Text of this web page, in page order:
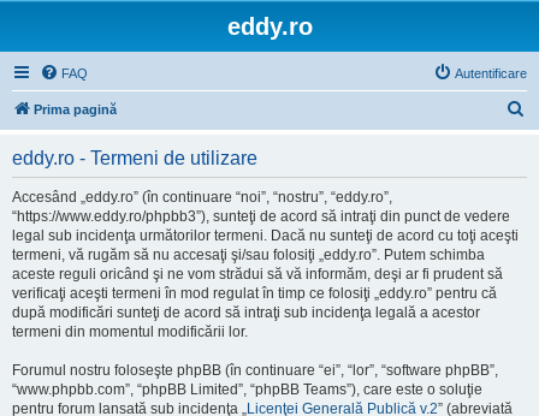
eddy.ro
FAQ Autentificare
Prima pagină
eddy.ro - Termeni de utilizare
Accesând „eddy.ro” (în continuare “noi”, “nostru”, “eddy.ro”,
“https://www.eddy.ro/phpbb3”), sunteţi de acord să intraţi din punct de vedere
legal sub incidenţa următorilor termeni. Dacă nu sunteţi de acord cu toţi aceşti
termeni, vă rugăm să nu accesaţi şi/sau folosiţi „eddy.ro”. Putem schimba
aceste reguli oricând şi ne vom strădui să vă informăm, deşi ar fi prudent să
verificaţi aceşti termeni în mod regulat în timp ce folosiţi „eddy.ro” pentru că
după modificări sunteţi de acord să intraţi sub incidenţa legală a acestor
termeni din momentul modificării lor.
Forumul nostru foloseşte phpBB (în continuare “ei”, “lor”, “software phpBB”,
“www.phpbb.com”, “phpBB Limited”, “phpBB Teams”), care este o soluţie
pentru forum lansată sub incidenţa „Licenţei Generală Publică v.2” (abreviată